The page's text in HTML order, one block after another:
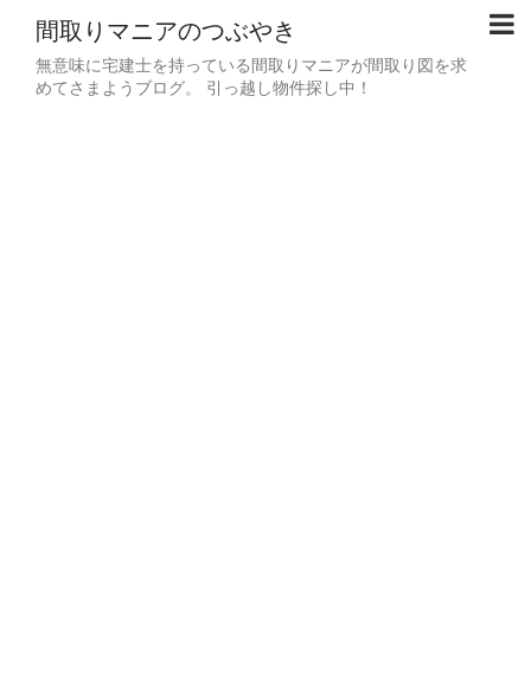
間取りマニアのつぶやき
無意味に宅建士を持っている間取りマニアが間取り図を求
めてさまようブログ。 引っ越し物件探し中！